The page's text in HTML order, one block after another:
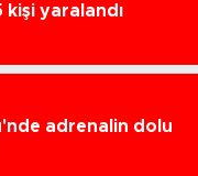
kişi yaralandı
adrenalin dolu